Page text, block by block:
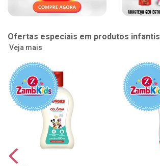
Ofertas especiais em produtos infantis
Veja mais